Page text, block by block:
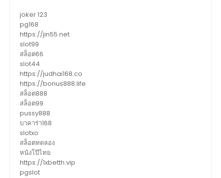
joker 123
pg168
https://jin55.net
slot99
สล็อต66
slot44
https://judhai168.co
https://bonus888.life
สล็อต888
สล็อต99
pussy888
บาคาร่า168
slotxo
สล็อตทดลอง
หนังโป๊ไทย
https://1xbetth.vip
pgslot